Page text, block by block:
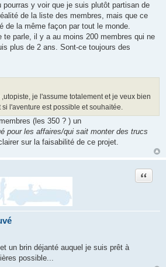
pourras y voir que je suis plutôt partisan de
de la liste des membres, mais que ce
de la même façon par tout le monde.
te parle, il y a au moins 200 membres qui ne
plus de 2 ans. Sont-ce toujours des
je l'assume totalement et je veux bien
l'aventure est possible et souhaitée.
(les 350 ? ) un
pour les affaires/qui sait monter des trucs
sur la faisabilité de ce projet.
Citation
un brin déjanté auquel je suis prêt à
possible...